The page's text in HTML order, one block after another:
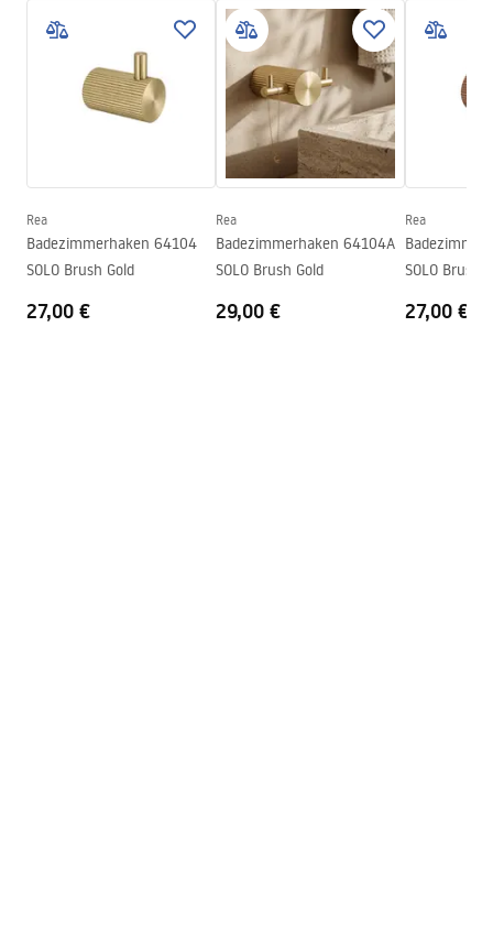
Montageart
Zum Anschrauben
Breite
72
mm
30 mm
52
mm
Solo
24 monate
Garantiebedingungen
Warranty_Terms_and_Conditions_Accessories_-_24.pdf
Sicherheitsinformationen
Safety_Information_Accessories.pdf
Rea
Badezimmerhaken 64104
SOLO Brush Gold
27,00 €
Rea
Badezimmerhaken 64104A
SOLO Brush Gold
29,00 €
Rea
SOLO Brush
27,00 €